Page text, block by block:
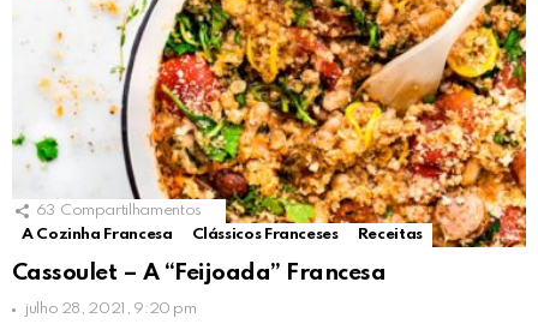
63 Compartilhamentos
A Cozinha Francesa
Clássicos Franceses Receitas
Cassoulet – A “Feijoada” Francesa
julho 28, 2021, 9:20 pm